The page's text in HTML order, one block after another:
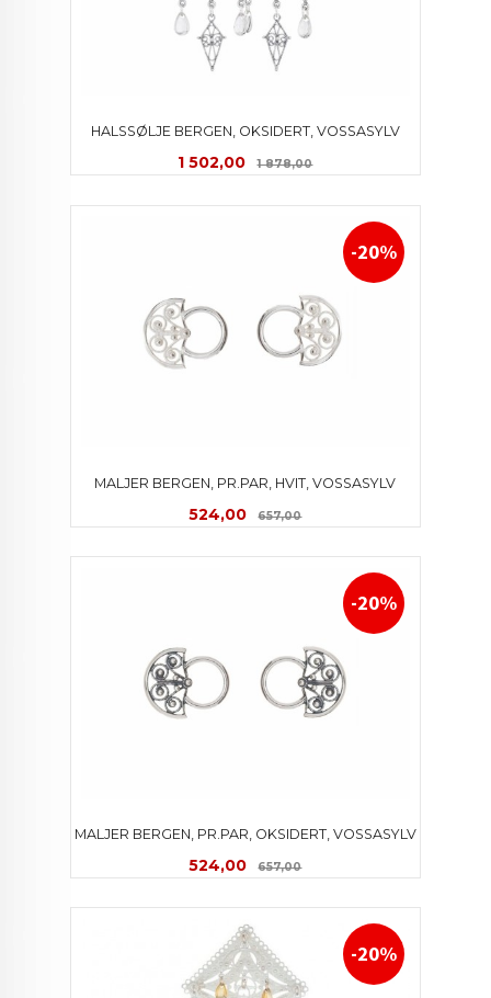
HALSSØLJE BERGEN, OKSIDERT, VOSSASYLV
Tilbud
1 502,00 1 878,00Rabatt
MALJER BERGEN, PR.PAR, HVIT, VOSSASYLV
Tilbud
524,00 657,00Rabatt
-20%
MALJER BERGEN, PR.PAR, OKSIDERT, VOSSASYLV
Tilbud
524,00 657,00Rabatt
-20%
-20%